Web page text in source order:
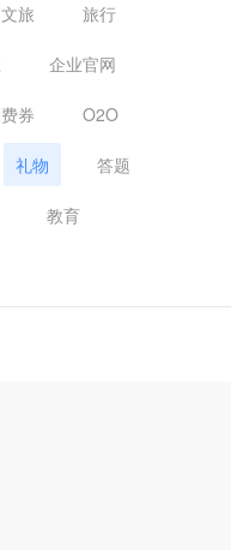
文旅 旅行
企业官网
券 O2O
礼物 答题
教育